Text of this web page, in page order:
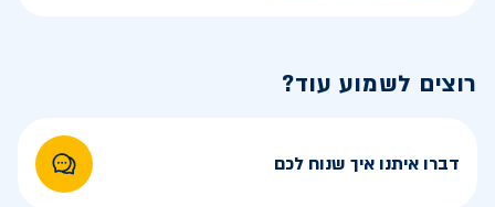
רוצים לשמוע עוד?
דברו איתנו איך שנוח לכם